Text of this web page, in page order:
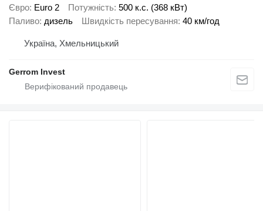
Євро Euro 2 Потужність 500 к.с. (368 кВт)
Паливо дизель Швидкість пересування 40 км/год
Україна, Хмельницький
Gerrom Invest